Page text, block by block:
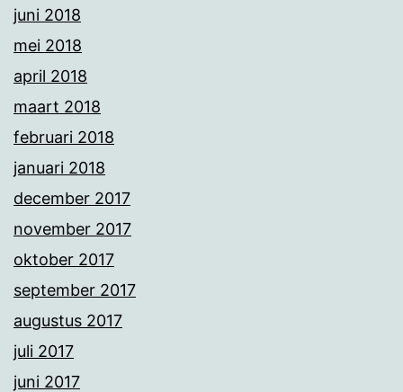
juni 2018
mei 2018
april 2018
maart 2018
februari 2018
januari 2018
december 2017
november 2017
oktober 2017
september 2017
augustus 2017
juli 2017
juni 2017